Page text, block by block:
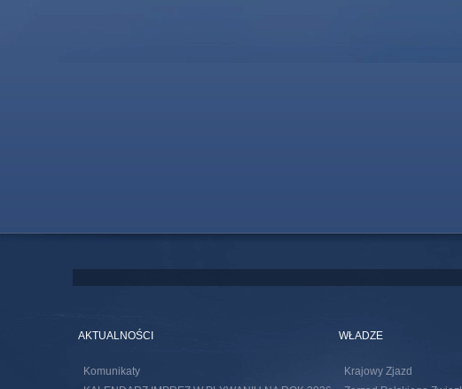
AKTUALNOŚCI
Komunikaty
WŁADZE
Krajowy Zjazd